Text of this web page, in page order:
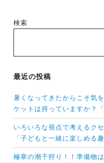
検索
最近の投稿
暑くなってきたからこそ気
ケットは持っていますか？
いろいろな視点で考えるク
「子どもと一緒に楽しめる
極寒の潮干狩り！！準備物